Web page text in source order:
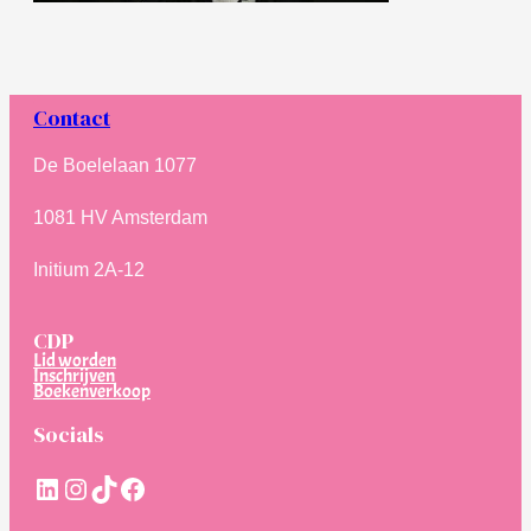
Contact
De Boelelaan 1077
1081 HV Amsterdam
Initium 2A-12
CDP
Lid worden
Inschrijven
Boekenverkoop
Socials
LinkedIn
Instagram
TikTokFacebook